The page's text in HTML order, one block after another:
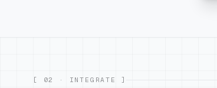
[ 02 · INTEGRATE ]